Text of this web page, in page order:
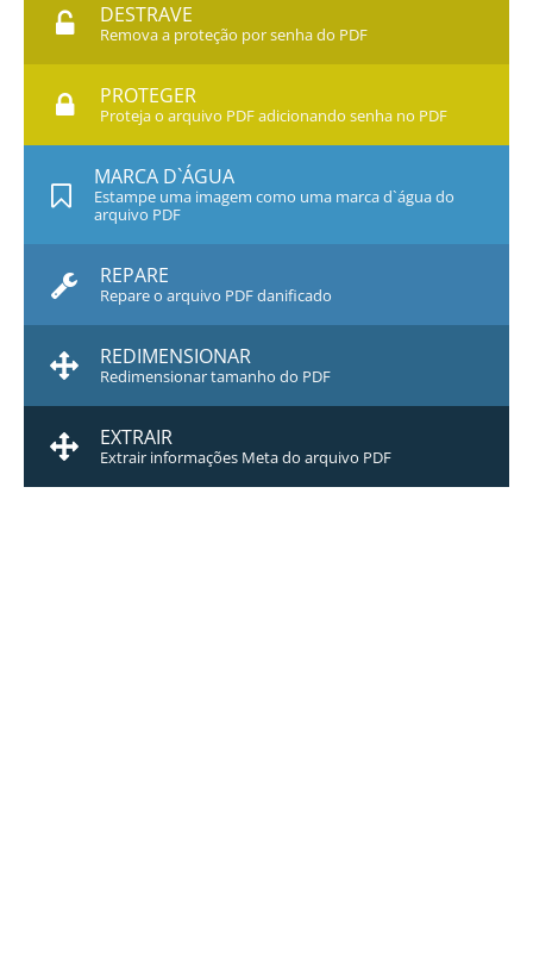
DESTRAVE
Remova a proteção por senha do PDF
PROTEGER
Proteja o arquivo PDF adicionando senha no PDF
MARCA D`ÁGUA
Estampe uma imagem como uma marca d`água do
arquivo PDF
REPARE
Repare o arquivo PDF danificado
REDIMENSIONAR
Redimensionar tamanho do PDF
EXTRAIR
Extrair informações Meta do arquivo PDF